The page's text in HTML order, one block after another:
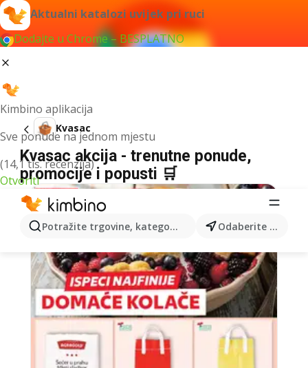
Aktualni katalozi uvijek pri ruci
Dodajte u Chrome – BESPLATNO
Kimbino aplikacija
Sve ponude na jednom mjestu
(14,1 tis. recenzija)
Otvoriti
Potražite trgovine, kategorije, proizvode... Odaberite grad
Kvasac
Kvasac akcija - trenutne ponude,
promocije i popusti 🛒